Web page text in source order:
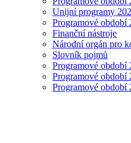
Unijní programy
Programové období
Finanční nástroje
Národní orgán pro
Slovník pojmů
Programové období
Programové období
Programové období